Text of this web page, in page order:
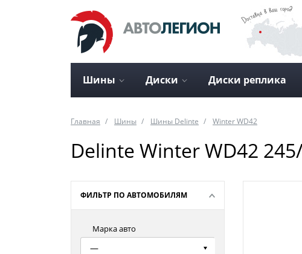
Шины Диски Диски реплика
Главная Шины Шины Delinte Winter WD42
Delinte Winter WD42
ФИЛЬТР ПО АВТОМОБИЛЯМ
Марка авто
—